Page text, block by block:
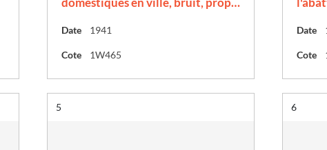
Date 1941
Cote 1W465
Date
Cote
Résultat n°
5 Résultat
6